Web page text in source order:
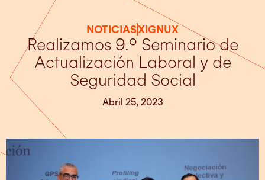
NOTICIASXIGNUX
Realizamos 9.° Seminario de
Actualización Laboral y de
Seguridad Social
Abril 25, 2023